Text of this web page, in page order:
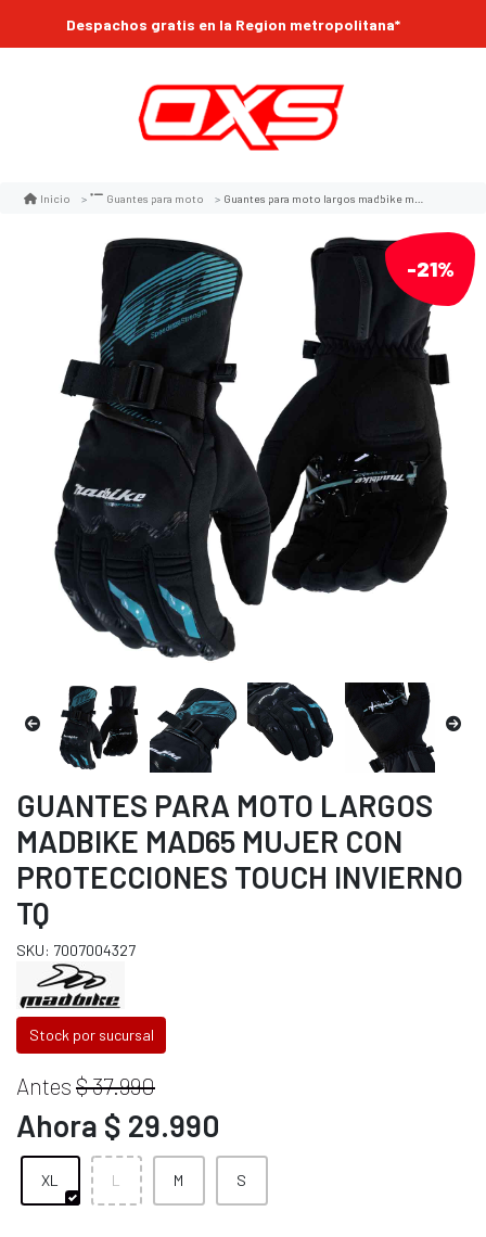
Despachos gratis en la Region metropolitana*
Inicio Guantes para moto Guantes para moto largos madbike mad65 mujer con protecciones touch invierno tq
-21%
GUANTES PARA MOTO LARGOS
MADBIKE MAD65 MUJER CON
PROTECCIONES TOUCH INVIERNO
TQ
SKU: 7007004327
Stock por sucursal
Antes $ 37.990
Ahora $ 29.990
XL L M S